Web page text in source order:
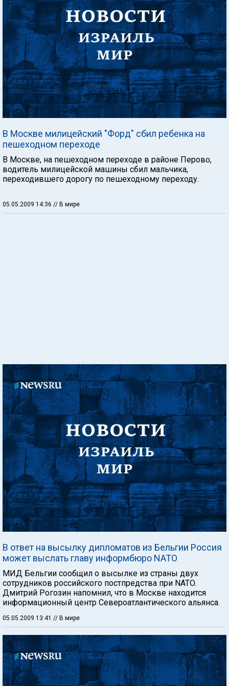
В Москве милицейский "Форд" сбил ребенка на
пешеходном переходе
В Москве, на пешеходном переходе в районе Перово,
водитель милицейской машины сбил мальчика,
переходившего дорогу по пешеходному переходу.
05.05.2009 14:36 // В мире
В ответ на высылку дипломатов из Бельгии Россия
может выслать главу информбюро NATO
МИД Бельгии сообщил о высылке из страны двух
сотрудников российского постпредства при NATO.
Дмитрий Рогозин напомнил, что в Москве находится
информационный центр Североатлантического альянса.
05.05.2009 13:41 // В мире